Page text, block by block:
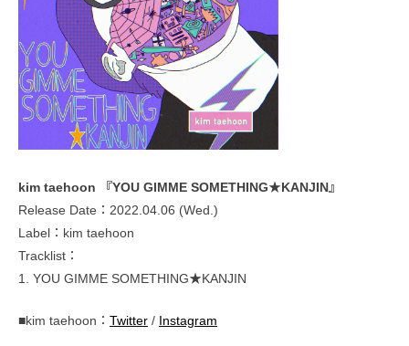
kim taehoon 『YOU GIMME SOMETHING★KANJIN』
Release Date：2022.04.06 (Wed.)
Label：kim taehoon
Tracklist：
1. YOU GIMME SOMETHING★KANJIN
■kim taehoon： Twitter / Instagram